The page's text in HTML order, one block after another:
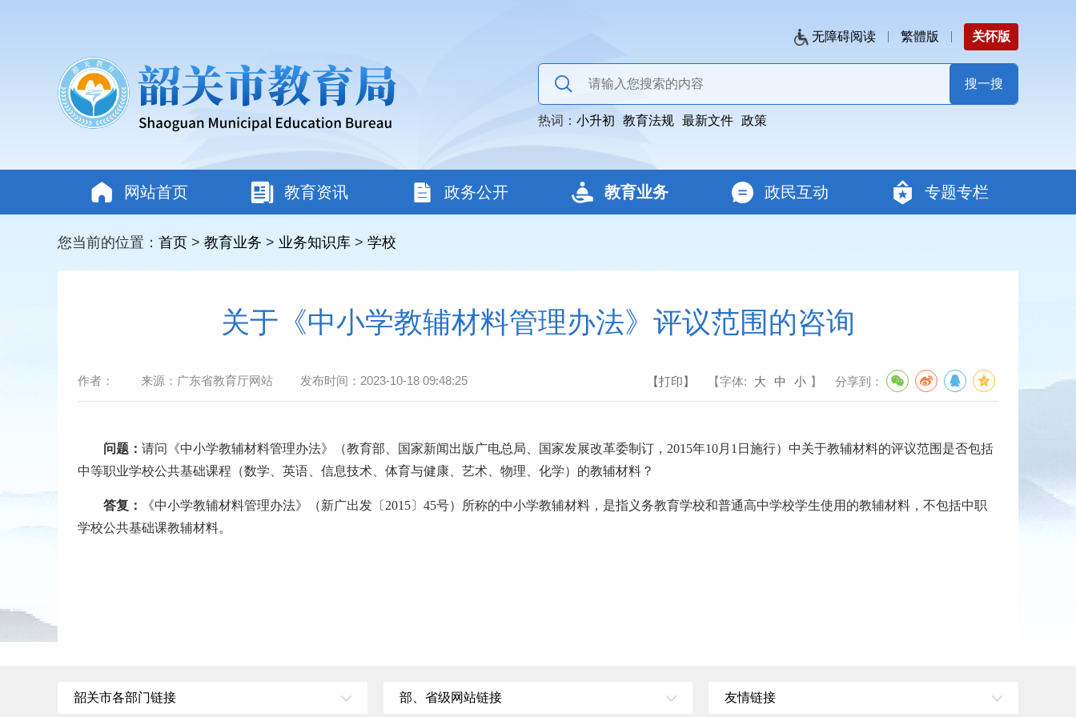
无障碍阅读 繁體版 关怀版
热词： 小升初 教育法规 最新文件 政策
网站首页 教育资讯 政务公开 教育业务 政民互动 专题专栏
您当前的位置： 首页 > 教育业务 > 业务知识库 > 学校
关于《中小学教辅材料管理办法》评议范围的咨询
作者： 来源： 广东省教育厅网站 发布时间： 2023-10-18 09:48:25 【打印】 【字体: 大 中 小 】 分享到：
问题： 请问《中小学教辅材料管理办法》（教育部、国家新闻出版广电总局、国家发展改革委制订，2015年10月1日施行）中关于教辅材料的评议范围是否包括
中等职业学校公共基础课程（数学、英语、信息技术、体育与健康、艺术、物理、化学）的教辅材料？
答复：
《中小学教辅材料管理办法》（新广出发〔2015〕45号）所称的中小学教辅材料，是指义务教育学校和普通高中学校学生使用的教辅材料，不包括中职
学校公共基础课教辅材料。
韶关市各部门链接 部、省级网站链接 友情链接